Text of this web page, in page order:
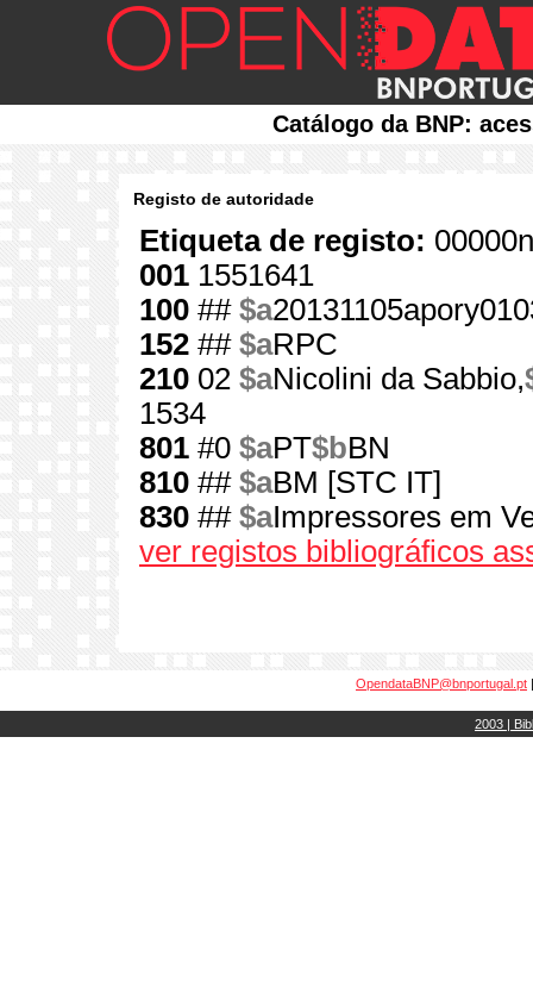
Catálogo da BNP:
Registo de autoridade
Etiqueta de registo:
001 1551641
100 ## $a
152 ## $aRPC
210 02 $aNicolini da Sabbio,
1534
801 #0 $aPT$bBN
810 ## $aBM [STC IT]
830 ## $aImpressores em
ver registos bibliográficos
OpendataBNP@bnportugal.pt
2003 |